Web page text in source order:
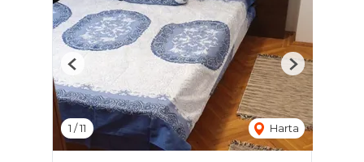
1 /11 Harta
Previous Next